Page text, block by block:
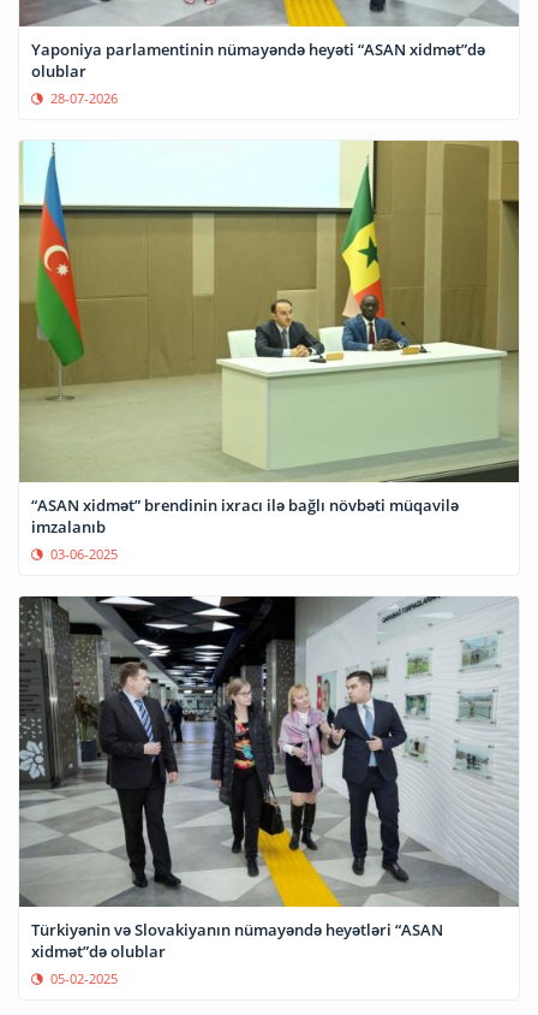
Yaponiya parlamentinin nümayəndə heyəti “ASAN xidmət”də
olublar
28-07-2026
“ASAN xidmət” brendinin ixracı ilə bağlı növbəti müqavilə
imzalanıb
03-06-2025
Türkiyənin və Slovakiyanın nümayəndə heyətləri “ASAN
xidmət”də olublar
05-02-2025